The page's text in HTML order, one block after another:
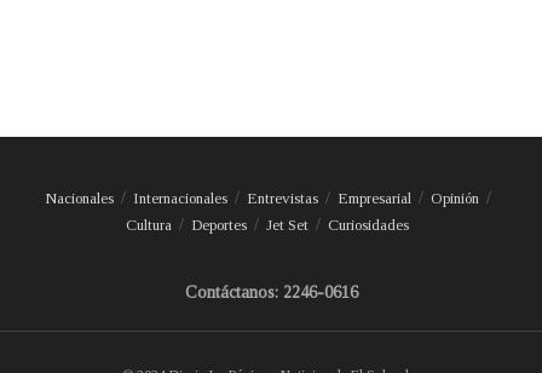
Nacionales Internacionales Entrevistas Empresarial
Opinión
Cultura
Deportes Jet Set Curiosidades
Contáctanos: 2246-0616